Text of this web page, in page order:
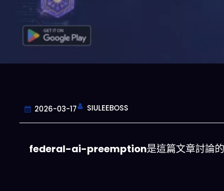
2026-03-17 SIULEEBOSS
federal-ai-preemption是這篇文章討論